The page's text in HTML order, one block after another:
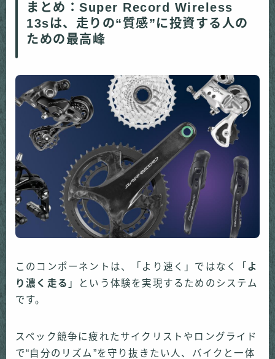
まとめ：Super Record Wireless
13sは、走りの“質感”に投資する人の
ための最高峰
このコンポーネントは、「より速く」ではなく「 よ
り濃く走る 」という体験を実現するためのシステム
です。
スペック競争に疲れたサイクリストやロングライド
で“自分のリズム”を守り抜きたい人、バイクと一体